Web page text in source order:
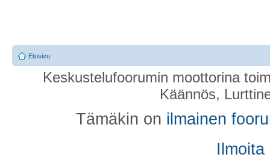
Etusivu
Keskustelufoorumin moottorina
Käännös,
Tämäkin on ilmainen